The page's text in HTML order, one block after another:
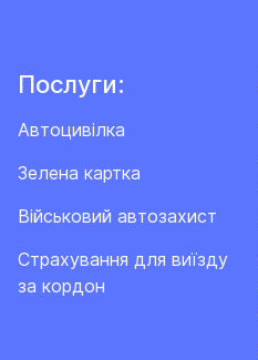
Послуги:
Автоцивілка
Зелена картка
Військовий автозахист
Cтрахування для виїзду
за кордон